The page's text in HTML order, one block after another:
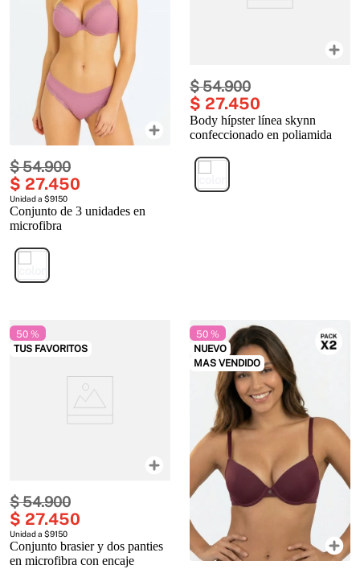
$54.900
$ 27.450
Unidad a $9150
Conjunto de 3 unidades en
microfibra
$54.900
$ 27.450
Body hípster línea skynn
confeccionado en poliamida
50 %
TUS FAVORITOS
$54.900
$ 27.450
Unidad a $9150
Conjunto brasier y dos panties
en microfibra con encaje
50 %
NUEVO
MAS VENDIDO